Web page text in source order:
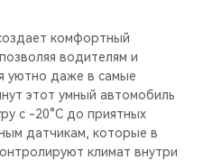
комфортный
водителям и
уютно даже в самые
этот умный автомобиль
с -20°C до приятных
датчикам, которые в
климат внутри